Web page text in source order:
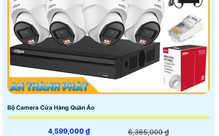
Bộ Camera Cửa Hàng Quần Áo
4,599,000 ₫ 6,365,000 ₫